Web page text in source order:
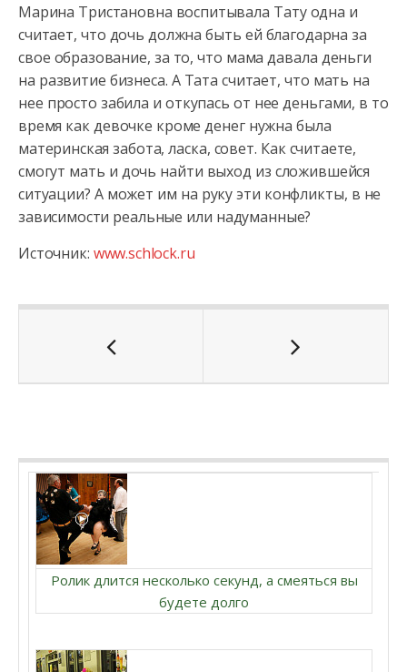
Марина Тристановна воспитывала Тату одна и
считает, что дочь должна быть ей благодарна за
свое образование, за то, что мама давала деньги
на развитие бизнеса. А Тата считает, что мать на
нее просто забила и откупась от нее деньгами, в то
время как девочке кроме денег нужна была
материнская забота, ласка, совет. Как считаете,
смогут мать и дочь найти выход из сложившейся
ситуации? А может им на руку эти конфликты, в не
зависимости реальные или надуманные?
Источник: www.schlock.ru
Ролик длится несколько секунд, а смеяться вы
будете долго